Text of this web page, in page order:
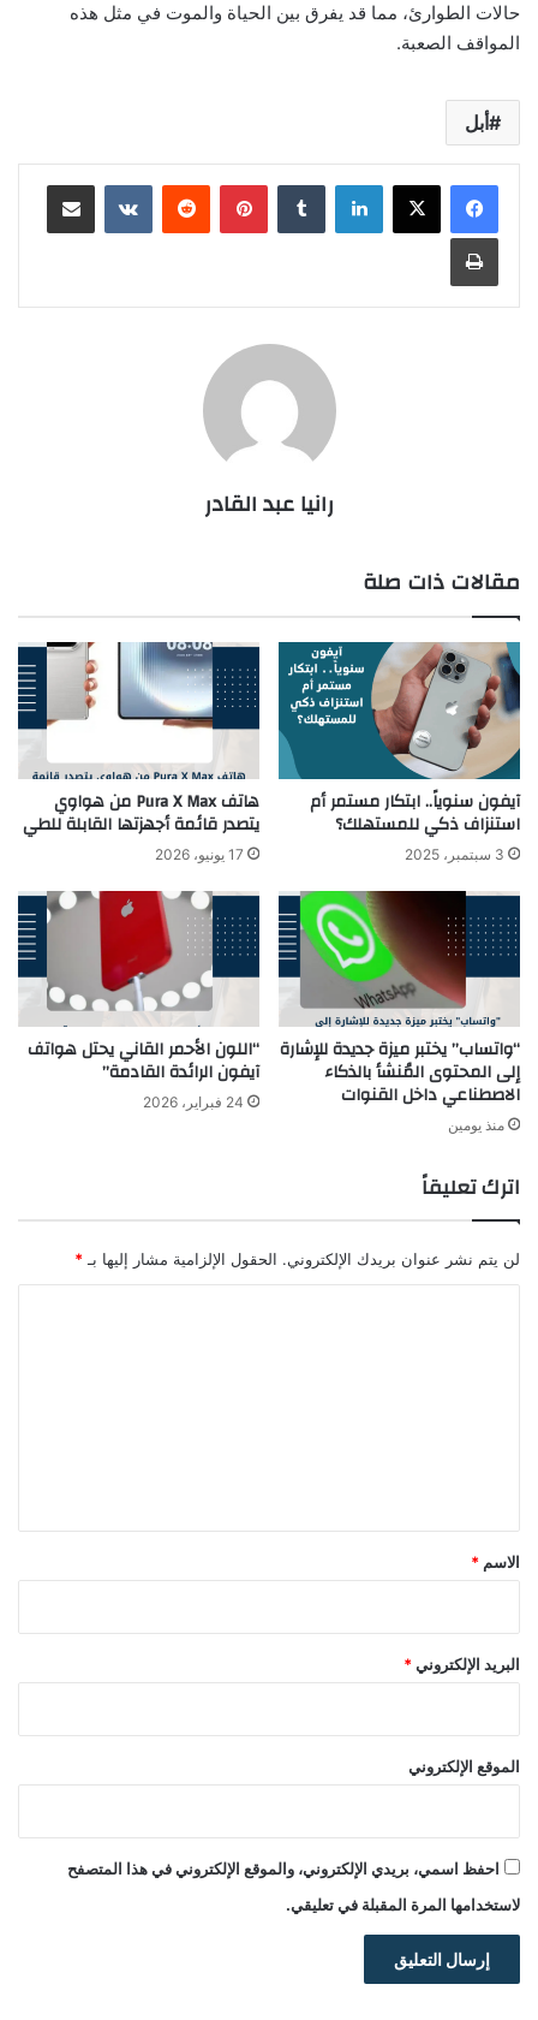
حالات الطوارئ، مما قد يفرق بين الحياة والموت في مثل هذه
المواقف الصعبة.
أبل
لينكدإن بينتيريست مشاركة عبر البريد
طباعة
رانيا عبد القادر
مقالات ذات صلة
آيفون سنوياً.. ابتكار مستمر أم
استنزاف ذكي للمستهلك؟
3 سبتمبر، 2025
هاتف Pura X Max من هواوي
يتصدر قائمة أجهزتها القابلة للطي
17 يونيو، 2026
“واتساب” يختبر ميزة جديدة للإشارة
إلى المحتوى المُنشأ بالذكاء
الاصطناعي داخل القنوات
منذ يومين
“اللون الأحمر القاني يحتل هواتف
آيفون الرائدة القادمة”
24 فبراير، 2026
اترك تعليقاً
لن يتم نشر عنوان بريدك الإلكتروني. الحقول الإلزامية مشار إليها بـ *
*
الاسم *
البريد الإلكتروني *
الموقع الإلكتروني
احفظ اسمي، بريدي الإلكتروني، والموقع الإلكتروني في هذا المتصفح
لاستخدامها المرة المقبلة في تعليقي.